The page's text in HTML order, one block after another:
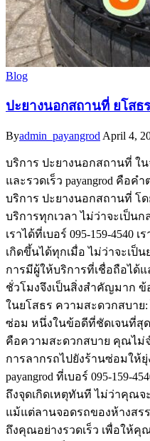
Blog
ปะยางนอกสถานที่ ยโสธ
Byadmin_payangrod April 4,
บริการ ปะยางนอกสถานที่ ใ
และรวดเร็ว payangrod คือ
บริการ ปะยางนอกสถานที่
บริการทุกเวลา ไม่ว่าจะเป็น
เราได้ที่เบอร์ 095-159-4540
เกิดขึ้นได้ทุกเมื่อ ไม่ว่าจะเป็น
การมีผู้ให้บริการที่เชื่อถือได้
ชั่วโมงจึงเป็นสิ่งสำคัญมาก
ในยโสธร ความสะดวกสบาย:
ซ่อม หนึ่งในข้อดีที่ชัดเจนที่สุ
คือความสะดวกสบาย คุณไม่จ
การลากรถไปยังร้านซ่อมให้ยุ่
payangrod ที่เบอร์ 095-159-
ถึงจุดเกิดเหตุทันที ไม่ว่าคุณ
แม้แต่ลานจอดรถของห้างสร
ถึงคุณอย่างรวดเร็ว เพื่อให้คุ